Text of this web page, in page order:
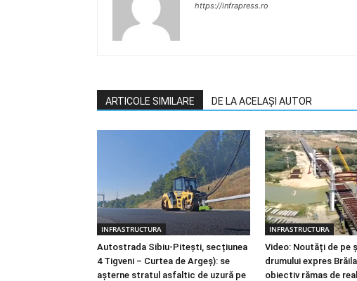
https://infrapress.ro
ARTICOLE SIMILARE DE LA ACELAȘI AUTOR
INFRASTRUCTURA
Autostrada Sibiu-Pitești, secțiunea
4 Tigveni – Curtea de Argeș): se
așterne stratul asfaltic de uzură pe
INFRASTRUCTURA
Video: Noutăți de pe
drumului expres
obiectiv rămas de